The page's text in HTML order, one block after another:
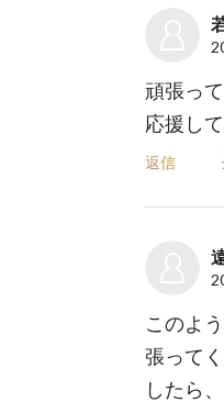
頑張って
応援し
返信
このよ
張って
したら